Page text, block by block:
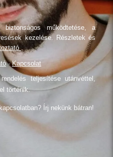
működtetése, a
kezelése. Részletek és
.
·Kapcsolat
teljesítése utánvéttel,
történik.
Írj nekünk bátran!